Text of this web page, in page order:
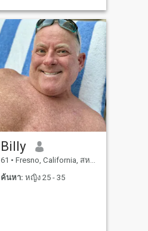
Billy
61 • Fresno, California, สหรัฐอเมริกา
ค้นหา: หญิง 25 - 35